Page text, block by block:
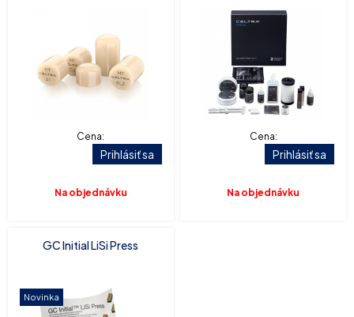
Cena:
Prihlásiť sa
Na objednávku
Cena:
Prihlásiť sa
Na objednávku
GC Initial LiSi Press
Novinka